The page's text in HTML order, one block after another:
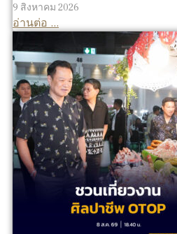
9 สิงหาคม 2026
อ่านต่อ ...